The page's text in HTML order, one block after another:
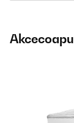
Аксесоари